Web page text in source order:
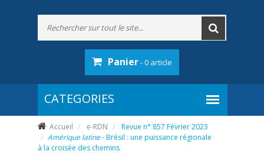
Panier- 0 article
Accueil e-RDN
Revue n° 857 Février 2023
Amérique latine- Brésil : une puissance régionale
à la croisée des chemins